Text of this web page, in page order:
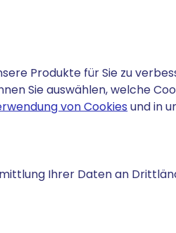
Produkte für Sie zu
Sie auswählen, welche
von Cookies und in
Ihrer Daten an
versteckte
ein
für einen